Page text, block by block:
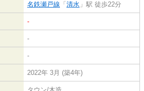
名鉄瀬戸線 「 清水 」駅 徒歩22分
-
-
-
2022年 3月 (築4年)